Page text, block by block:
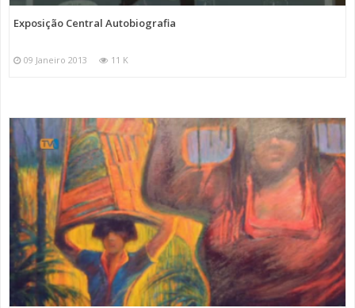
Exposição Central Autobiografia
09 Janeiro 2013 11 K